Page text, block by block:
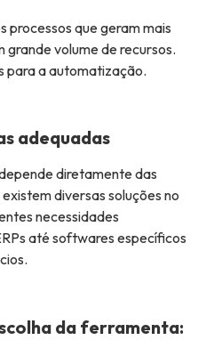
processos que geram mais
grande volume de recursos.
para a automatização.
adequadas
diretamente das
diversas soluções no
necessidades
até softwares específicos
da ferramenta: